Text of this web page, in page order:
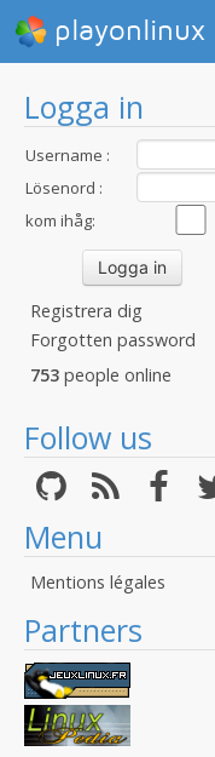
playonlinux
Logga in
Username :
Lösenord :
kom ihåg:
Registrera dig
Forgotten password
753 people online
Follow us
Menu
Mentions légales
Partners